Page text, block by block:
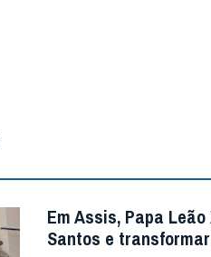
Em Assis, Papa
Santos e